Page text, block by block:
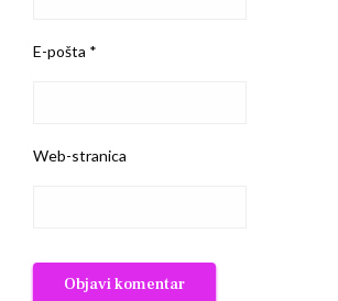
E-pošta *
Web-stranica